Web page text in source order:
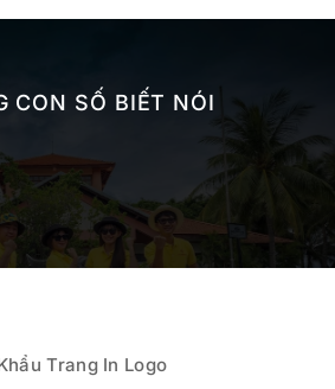
CON SỐ BIẾT NÓI
Trang In Logo